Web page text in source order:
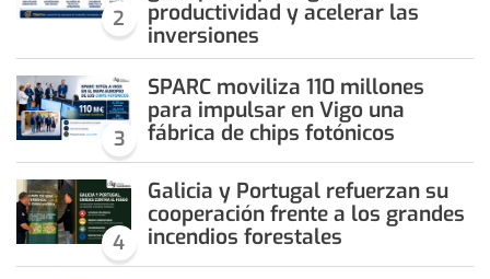
2
productividad y acelerar las
inversiones
3
SPARC moviliza 110 millones
para impulsar en Vigo una
fábrica de chips fotónicos
4
Galicia y Portugal refuerzan su
cooperación frente a los grandes
incendios forestales